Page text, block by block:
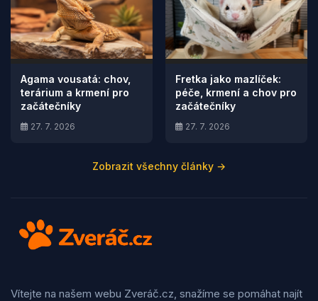
Agama vousatá: chov,
terárium a krmení pro
začátečníky
27. 7. 2026
Fretka jako mazlíček:
péče, krmení a chov pro
začátečníky
27. 7. 2026
Zobrazit všechny články →
Vítejte na našem webu Zveráč.cz, snažíme se pomáhat najít